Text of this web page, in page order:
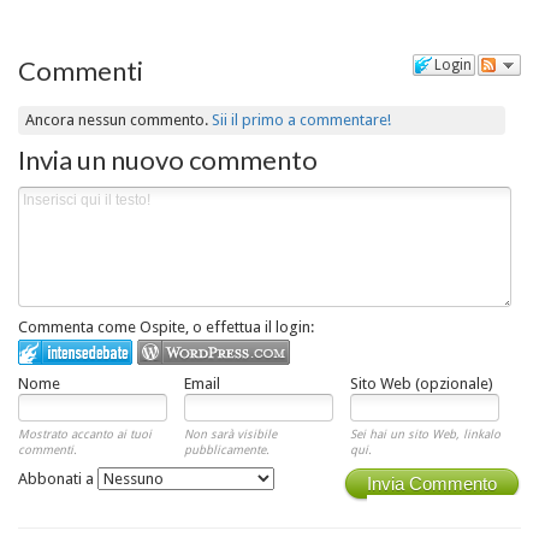
Login
Commenti
Ancora nessun commento.Sii il primo a commentare!
Invia un nuovo commento
Commenta come Ospite, o effettua il login:
Nome Email Sito Web (opzionale)
Mostrato accanto ai tuoi
commenti.
Non sarà visibile
pubblicamente.
Sei hai un sito Web, linkalo
qui.
Invia Commento
Abbonati a